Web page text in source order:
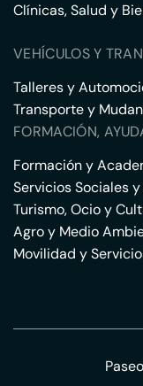
Clínicas, Salud y
VEHÍCULOS Y
Talleres y
Transporte y
FORMACIÓN,
Formación y
Servicios Sociales
Turismo, Ocio y
Agro y Medio
Movilidad y